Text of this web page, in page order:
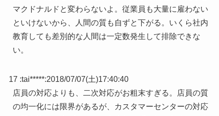
マクドナルドと変わらないよ。従業員も大量に雇わない
といけないから、人間の質も自ずと下がる。いくら社内
教育しても差別的な人間は一定数発生して排除できな
い。
17 :tai*****:2018/07/07(土)17:40:40
店員の対応よりも、二次対応がお粗末すぎる。店員の質
の均一化には限界があるが、カスタマーセンターの対応